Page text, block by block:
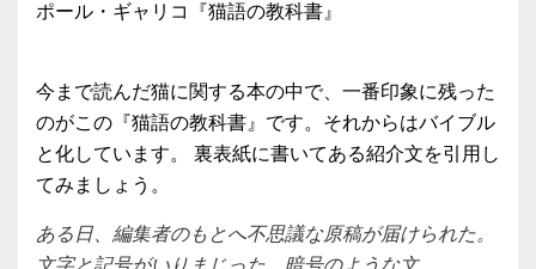
ポール・ギャリコ『猫語の教科書』
今まで読んだ猫に関する本の中で、一番印象に残った
のがこの『猫語の教科書』です。それからはバイブル
と化しています。 裏表紙に書いてある紹介文を引用し
てみましょう。
ある日、編集者のもとへ不思議な原稿が届けられた。